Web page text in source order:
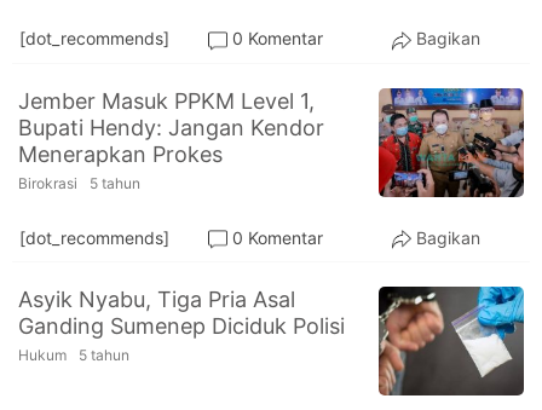
[dot_recommends] 0 Komentar Bagikan
Jember Masuk PPKM Level 1,
Bupati Hendy: Jangan Kendor
Menerapkan Prokes
Birokrasi 5 tahun
[dot_recommends] 0 Komentar Bagikan
Asyik Nyabu, Tiga Pria Asal
Ganding Sumenep Diciduk Polisi
Hukum 5 tahun